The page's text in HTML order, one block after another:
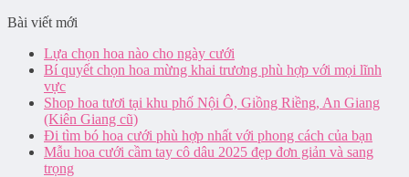
Bài viết mới
Lựa chọn hoa nào cho ngày cưới
Bí quyết chọn hoa mừng khai trương phù hợp với mọi lĩnh
vực
Shop hoa tươi tại khu phố Nội Ô, Giồng Riềng, An Giang
(Kiên Giang cũ)
Đi tìm bó hoa cưới phù hợp nhất với phong cách của bạn
Mẫu hoa cưới cầm tay cô dâu 2025 đẹp đơn giản và sang
trọng